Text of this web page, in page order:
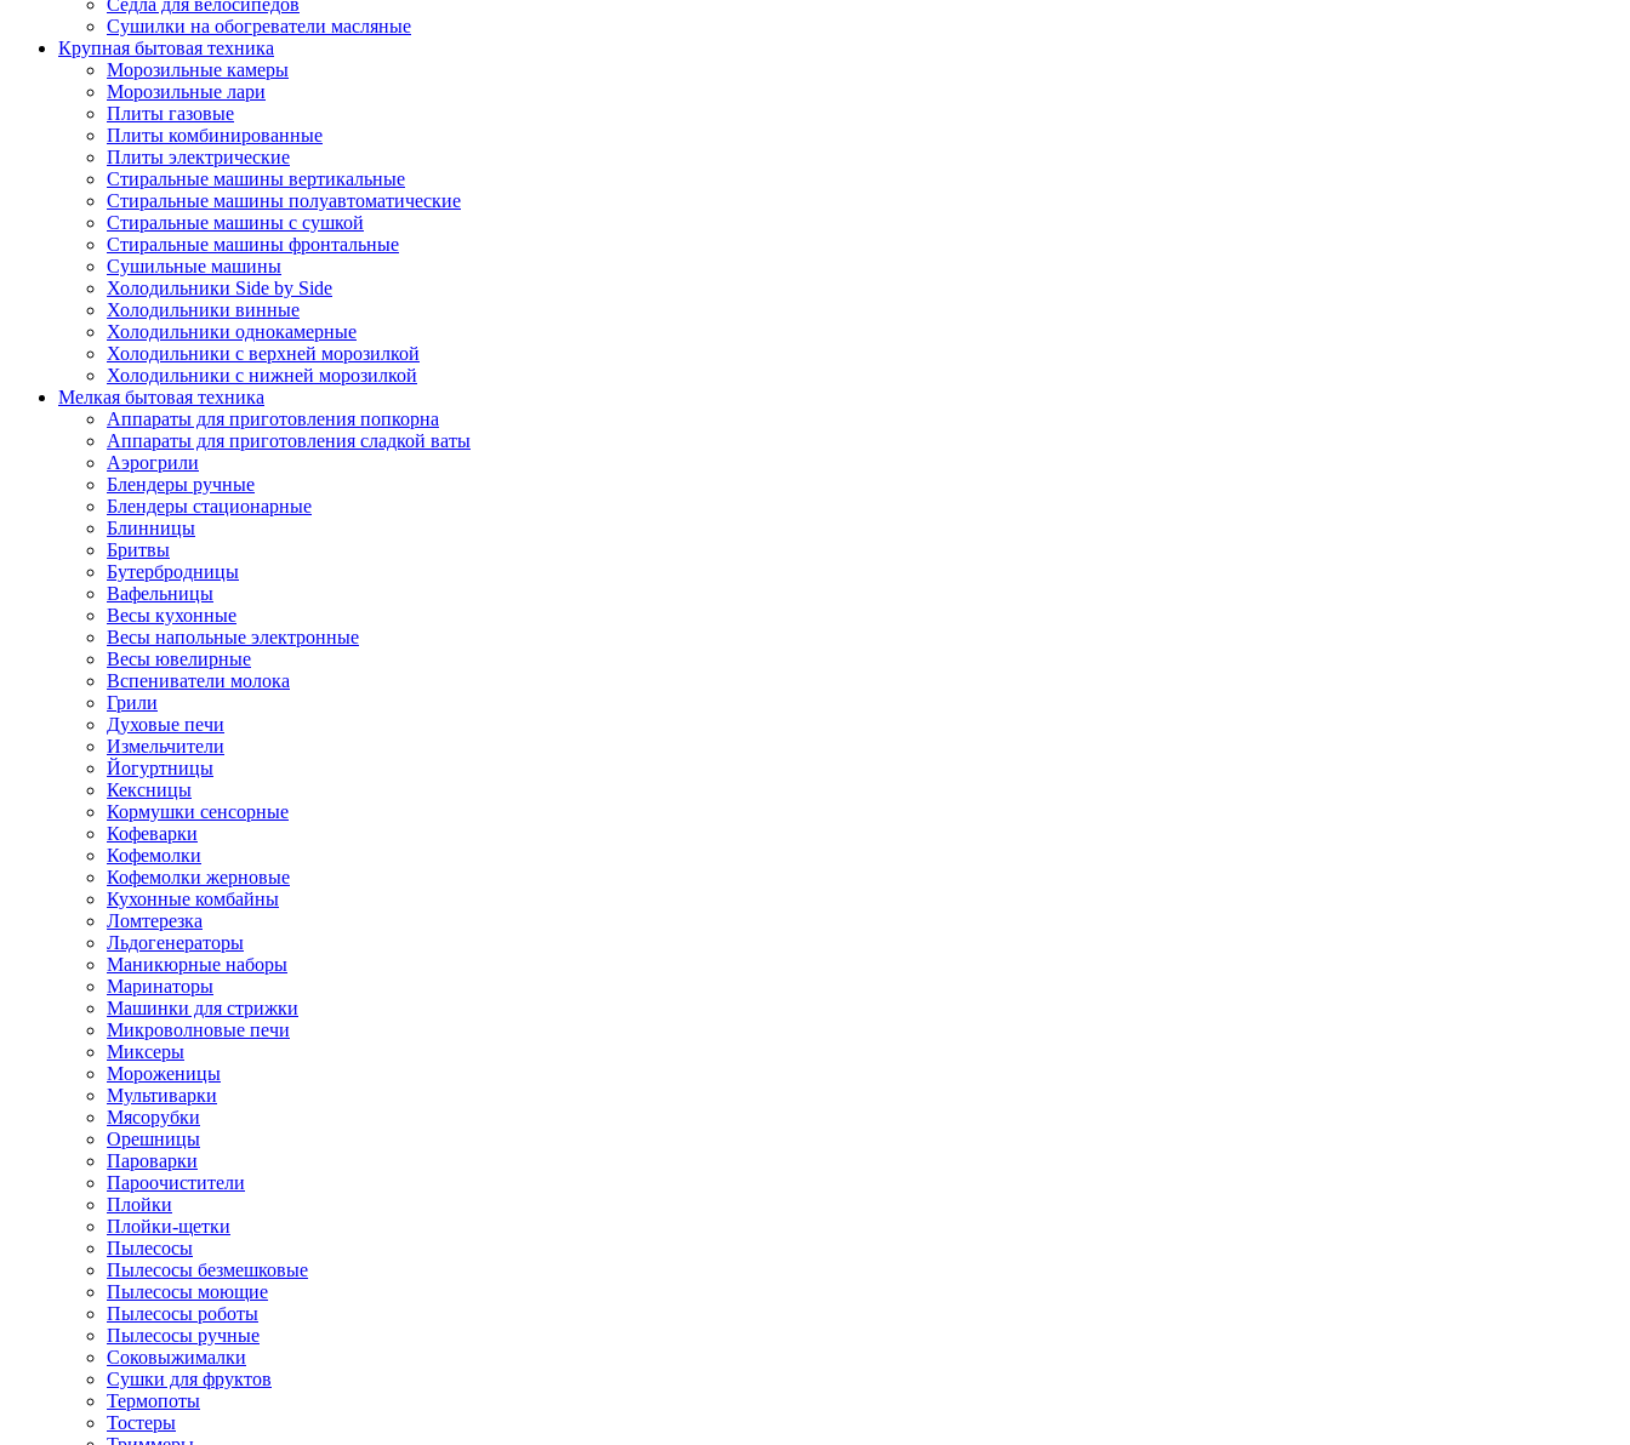
Седла для велосипедов
Сушилки на обогреватели масляные
Крупная бытовая техника
Морозильные камеры
Морозильные лари
Плиты газовые
Плиты комбинированные
Плиты электрические
Стиральные машины вертикальные
Стиральные машины полуавтоматические
Стиральные машины с сушкой
Стиральные машины фронтальные
Сушильные машины
Холодильники Side by Side
Холодильники винные
Холодильники однокамерные
Холодильники с верхней морозилкой
Холодильники с нижней морозилкой
Мелкая бытовая техника
Аппараты для приготовления попкорна
Аппараты для приготовления сладкой ваты
Аэрогрили
Блендеры ручные
Блендеры стационарные
Блинницы
Бритвы
Бутербродницы
Вафельницы
Весы кухонные
Весы напольные электронные
Весы ювелирные
Вспениватели молока
Грили
Духовые печи
Измельчители
Йогуртницы
Кексницы
Кормушки сенсорные
Кофеварки
Кофемолки
Кофемолки жерновые
Кухонные комбайны
Ломтерезка
Льдогенераторы
Маникюрные наборы
Маринаторы
Машинки для стрижки
Микроволновые печи
Миксеры
Мороженицы
Мультиварки
Мясорубки
Орешницы
Пароварки
Пароочистители
Плойки
Плойки-щетки
Пылесосы
Пылесосы безмешковые
Пылесосы моющие
Пылесосы роботы
Пылесосы ручные
Соковыжималки
Сушки для фруктов
Термопоты
Тостеры